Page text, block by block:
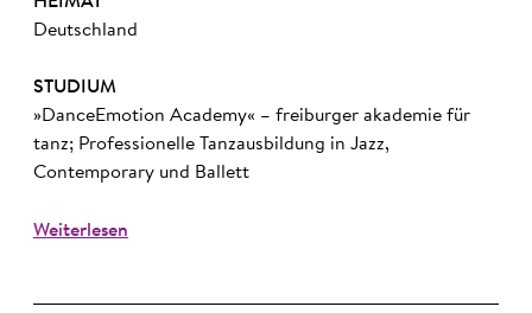
Deutschland
STUDIUM
»DanceEmotion Academy« – freiburger akademie für
tanz; Professionelle Tanzausbildung in Jazz,
Contemporary und Ballett
Weiterlesen